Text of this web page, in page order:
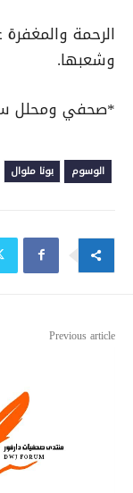
الرحمة
وشعبها.
*صحفي ومحلل
الوسوم بونا ملوال
Previous article